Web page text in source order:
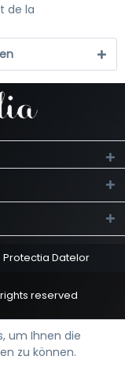
de la
Protectia Datelor
reserved
um Ihnen die
zu können.